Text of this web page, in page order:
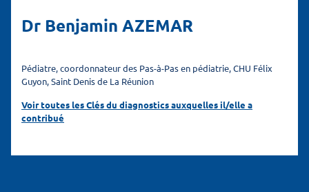
Dr Benjamin AZEMAR
Pédiatre, coordonnateur des Pas-à-Pas en pédiatrie, CHU Félix
Guyon, Saint Denis de La Réunion
Voir toutes les Clés du diagnostics auxquelles il/elle a
contribué